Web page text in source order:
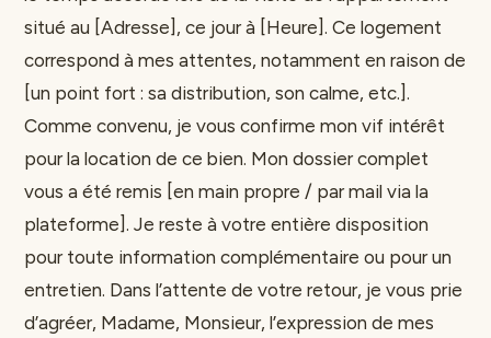
situé au [Adresse], ce jour à [Heure]. Ce logement
correspond à mes attentes, notamment en raison de
[un point fort : sa distribution, son calme, etc.].
Comme convenu, je vous confirme mon vif intérêt
pour la location de ce bien. Mon dossier complet
vous a été remis [en main propre / par mail via la
plateforme]. Je reste à votre entière disposition
pour toute information complémentaire ou pour un
entretien. Dans l’attente de votre retour, je vous prie
d’agréer, Madame, Monsieur, l’expression de mes